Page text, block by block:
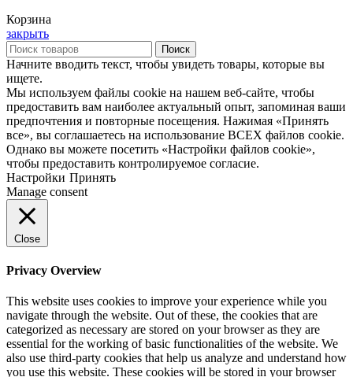
Корзина
закрыть
Поиск
Начните вводить текст, чтобы увидеть товары, которые вы
ищете.
Мы используем файлы cookie на нашем веб-сайте, чтобы
предоставить вам наиболее актуальный опыт, запоминая ваши
предпочтения и повторные посещения. Нажимая «Принять
все», вы соглашаетесь на использование ВСЕХ файлов cookie.
Однако вы можете посетить «Настройки файлов cookie»,
чтобы предоставить контролируемое согласие.
Настройки Принять
Manage consent
Close
Privacy Overview
This website uses cookies to improve your experience while you
navigate through the website. Out of these, the cookies that are
categorized as necessary are stored on your browser as they are
essential for the working of basic functionalities of the website. We
also use third-party cookies that help us analyze and understand how
you use this website. These cookies will be stored in your browser